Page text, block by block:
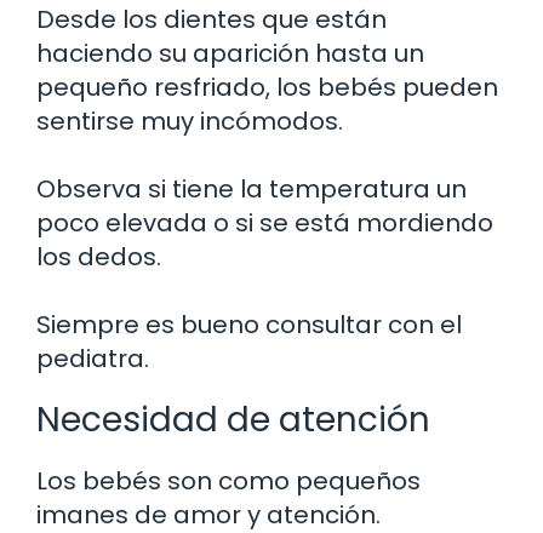
Desde los dientes que están
haciendo su aparición hasta un
pequeño resfriado, los bebés pueden
sentirse muy incómodos.
Observa si tiene la temperatura un
poco elevada o si se está mordiendo
los dedos.
Siempre es bueno consultar con el
pediatra.
Necesidad de atención
Los bebés son como pequeños
imanes de amor y atención.